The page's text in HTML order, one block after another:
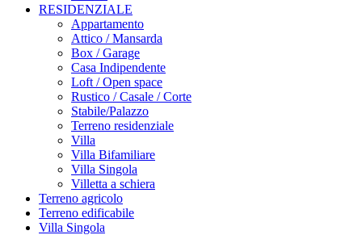
RESIDENZIALE
Appartamento
Attico / Mansarda
Box / Garage
Casa Indipendente
Loft / Open space
Rustico / Casale / Corte
Stabile/Palazzo
Terreno residenziale
Villa
Villa Bifamiliare
Villa Singola
Villetta a schiera
Terreno agricolo
Terreno edificabile
Villa Singola